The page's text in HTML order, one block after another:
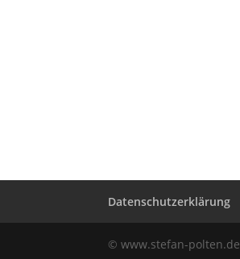
Datenschutzerklärung
© www.stefan-polten.de